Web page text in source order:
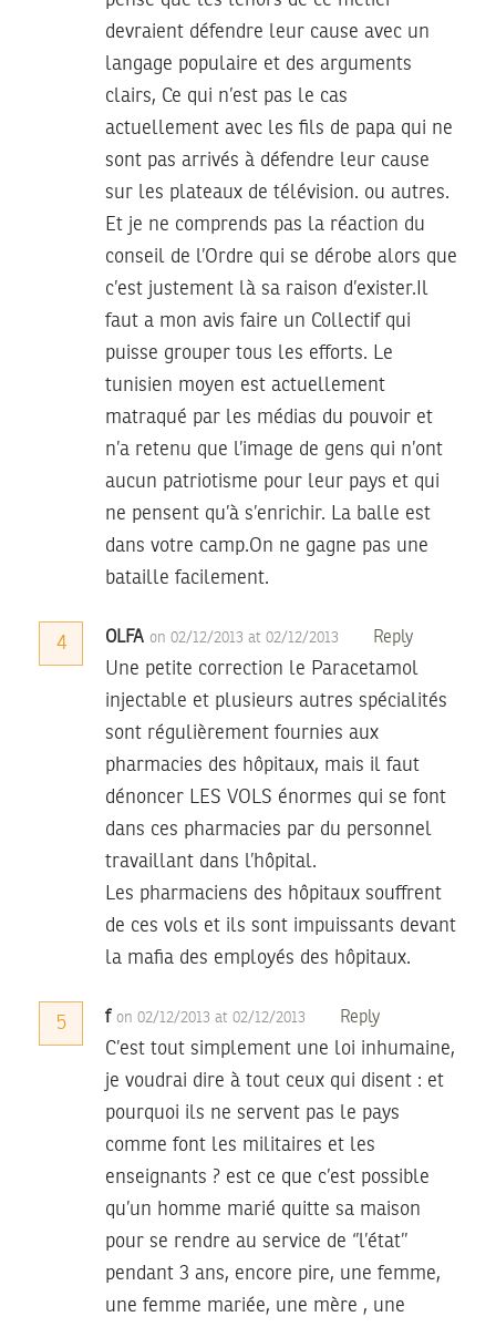
devraient défendre leur cause avec un
langage populaire et des arguments
clairs, Ce qui n’est pas le cas
actuellement avec les fils de papa qui ne
sont pas arrivés à défendre leur cause
sur les plateaux de télévision. ou autres.
Et je ne comprends pas la réaction du
conseil de l’Ordre qui se dérobe alors que
c’est justement là sa raison d’exister.Il
faut a mon avis faire un Collectif qui
puisse grouper tous les efforts. Le
tunisien moyen est actuellement
matraqué par les médias du pouvoir et
n’a retenu que l’image de gens qui n’ont
aucun patriotisme pour leur pays et qui
ne pensent qu’à s’enrichir. La balle est
dans votre camp.On ne gagne pas une
bataille facilement.
4 OLFA on 02/12/2013 at 02/12/2013 Reply
Une petite correction le Paracetamol
injectable et plusieurs autres spécialités
sont régulièrement fournies aux
pharmacies des hôpitaux, mais il faut
dénoncer LES VOLS énormes qui se font
dans ces pharmacies par du personnel
travaillant dans l’hôpital.
Les pharmaciens des hôpitaux souffrent
de ces vols et ils sont impuissants devant
la mafia des employés des hôpitaux.
5 f on 02/12/2013 at 02/12/2013 Reply
C’est tout simplement une loi inhumaine,
je voudrai dire à tout ceux qui disent : et
pourquoi ils ne servent pas le pays
comme font les militaires et les
enseignants ? est ce que c’est possible
qu’un homme marié quitte sa maison
pour se rendre au service de ‘’l’état’’
pendant 3 ans, encore pire, une femme,
une femme mariée, une mère , une